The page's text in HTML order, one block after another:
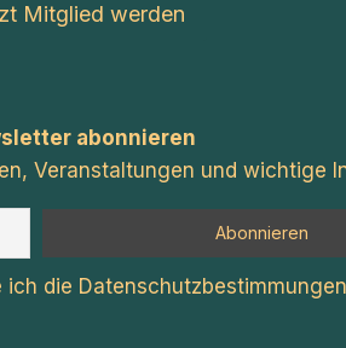
Mitglied werden
abonnieren
Veranstaltungen und wichtige
die Datenschutzbestimmungen